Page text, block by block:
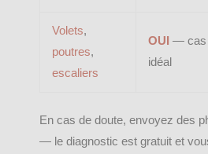
Volets,
poutres,
escaliers
OUI — cas
idéal
En cas de doute, envoyez des
— le diagnostic est gratuit et